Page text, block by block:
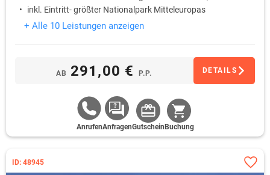
inkl. Eintritt- größter Nationalpark Mitteleuropas
+ Alle 10 Leistungen anzeigen
AB 291,00 € P.P. DETAILS
AnrufenAnfragenGutschein Buchung
ID: 48945